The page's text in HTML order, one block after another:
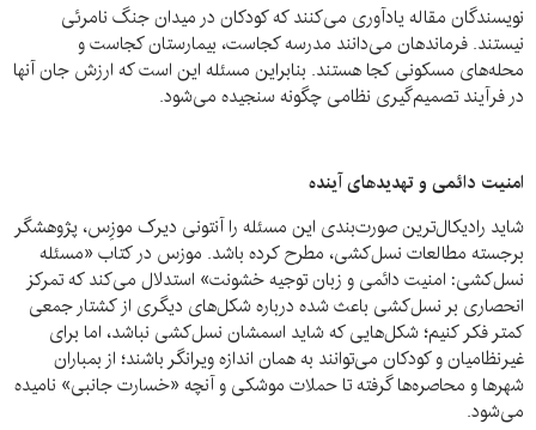
نویسندگان مقاله یادآوری می‌کنند که کودکان در میدان جنگ نامرئی
نیستند. فرماندهان می‌دانند مدرسه کجاست، بیمارستان کجاست و
محله‌های مسکونی کجا هستند. بنابراین مسئله این است که ارزش جان آنها
در فرآیند تصمیم‌گیری نظامی چگونه سنجیده می‌شود.
امنیت دائمی و تهدیدهای آینده
شاید رادیکال‌ترین صورت‌بندی این مسئله را آنتونی دیرک موزِس، پژوهشگر
برجسته مطالعات نسل‌کشی، مطرح کرده باشد. موزس در کتاب «مسئله
نسل‌کشی: امنیت دائمی و زبان توجیه خشونت» استدلال می‌کند که تمرکز
انحصاری بر نسل‌کشی باعث شده درباره شکل‌های دیگری از کشتار جمعی
کمتر فکر کنیم؛ شکل‌هایی که شاید اسمشان نسل‌کشی نباشد، اما برای
غیرنظامیان و کودکان می‌توانند به همان اندازه ویرانگر باشند؛ از بمباران
شهرها و محاصره‌ها گرفته تا حملات موشکی و آنچه «خسارت جانبی» نامیده
می‌شود.